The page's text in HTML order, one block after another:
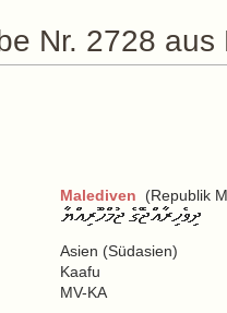
Nr. 2728 aus
Malediven (Republik
Asien (Südasien)
Kaafu
MV-KA